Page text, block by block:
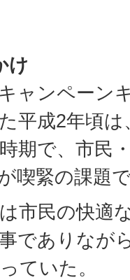
け
ャンペーン
平成2年頃
期で、市民
喫緊の課題
市民の快適
でありなが
ていた。